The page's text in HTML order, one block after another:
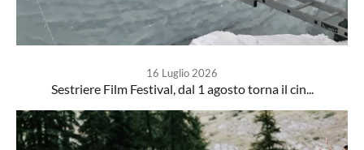
16 Luglio 2026
Sestriere Film Festival, dal 1 agosto torna il cin...